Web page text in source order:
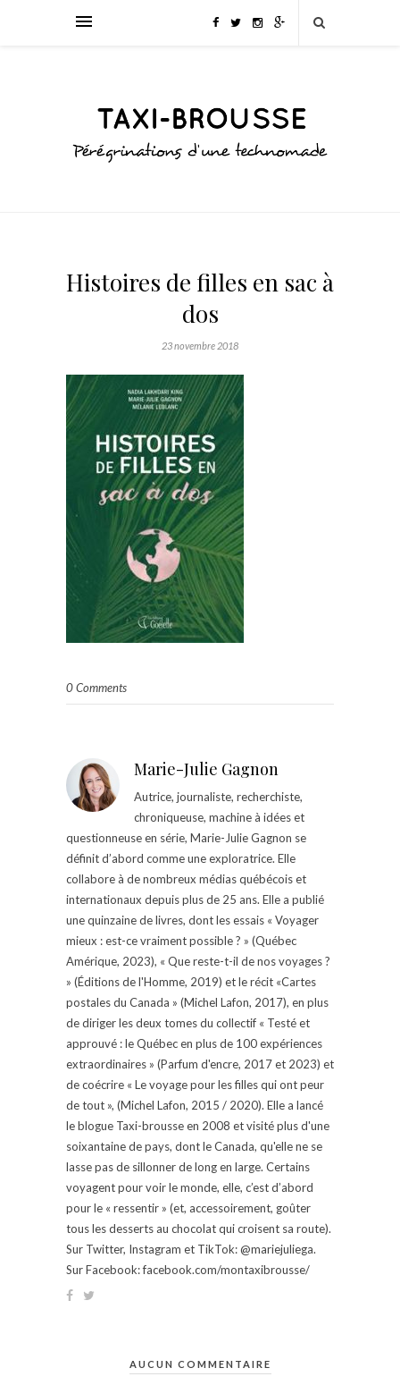
Histoires de filles en sac à
dos
23 novembre 2018
0 Comments
Marie-Julie Gagnon
Autrice, journaliste, recherchiste,
chroniqueuse, machine à idées et
questionneuse en série, Marie-Julie Gagnon se
définit d’abord comme une exploratrice. Elle
collabore à de nombreux médias québécois et
internationaux depuis plus de 25 ans. Elle a publié
une quinzaine de livres, dont les essais « Voyager
mieux : est-ce vraiment possible ? » (Québec
Amérique, 2023), « Que reste-t-il de nos voyages ?
» (Éditions de l'Homme, 2019) et le récit «Cartes
postales du Canada » (Michel Lafon, 2017), en plus
de diriger les deux tomes du collectif « Testé et
approuvé : le Québec en plus de 100 expériences
extraordinaires » (Parfum d'encre, 2017 et 2023) et
de coécrire « Le voyage pour les filles qui ont peur
de tout », (Michel Lafon, 2015 / 2020). Elle a lancé
le blogue Taxi-brousse en 2008 et visité plus d'une
soixantaine de pays, dont le Canada, qu'elle ne se
lasse pas de sillonner de long en large. Certains
voyagent pour voir le monde, elle, c’est d’abord
pour le « ressentir » (et, accessoirement, goûter
tous les desserts au chocolat qui croisent sa route).
Sur Twitter, Instagram et TikTok: @mariejuliega.
Sur Facebook: facebook.com/montaxibrousse/
AUCUN COMMENTAIRE